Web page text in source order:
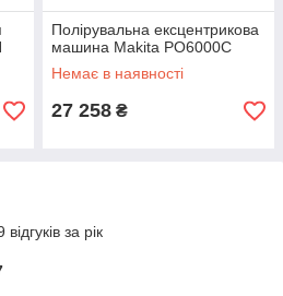
Полірувальна ексцентрикова
машина Makita PO6000C
Немає в наявності
27 258 ₴
за рік